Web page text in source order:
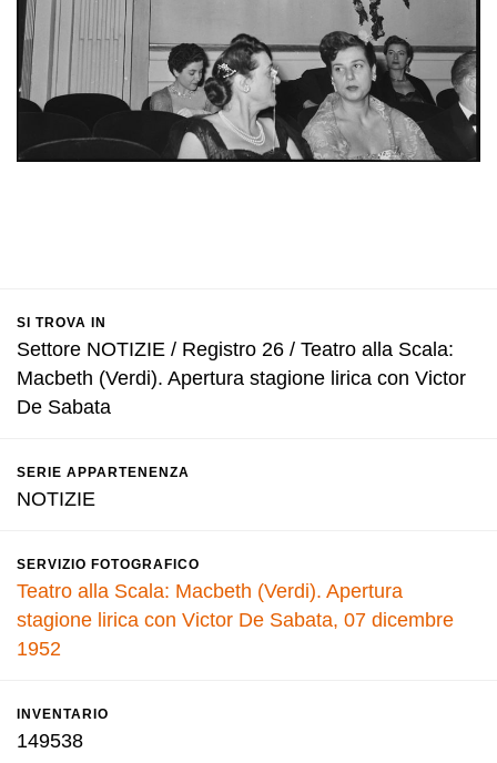
SI TROVA IN
Settore NOTIZIE / Registro 26 / Teatro alla Scala:
Macbeth (Verdi). Apertura stagione lirica con Victor
De Sabata
SERIE APPARTENENZA
NOTIZIE
SERVIZIO FOTOGRAFICO
Teatro alla Scala: Macbeth (Verdi). Apertura
stagione lirica con Victor De Sabata, 07 dicembre
1952
INVENTARIO
149538